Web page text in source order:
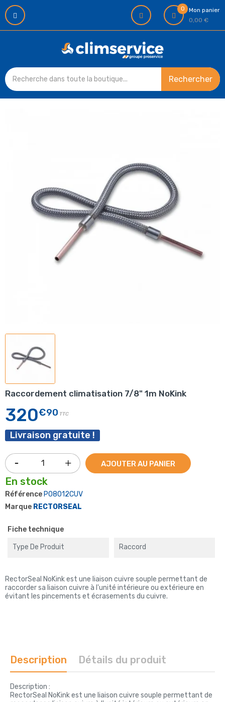
0
Mon panier
0,00 €
Rechercher
Raccordement climatisation 7/8" 1m NoKink
320€90 TTC
Livraison gratuite !
AJOUTER AU PANIER
En stock
Référence P08012CUV
Marque RECTORSEAL
Fiche technique
Type De Produit Raccord
RectorSeal NoKink est une liaison cuivre souple permettant de
raccorder sa liaison cuivre à l'unité intérieure ou extérieure en
évitant les pincements et écrasements du cuivre.
Description Détails du produit
Description :
RectorSeal NoKink est une liaison cuivre souple permettant de